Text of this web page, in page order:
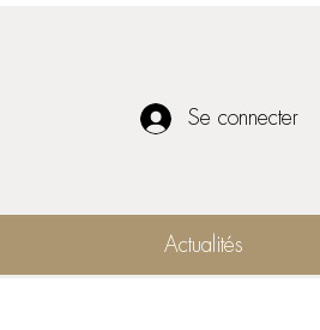
Se connecter
Actualités